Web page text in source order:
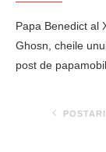
Papa Benedict al
Ghosn, cheile
post de